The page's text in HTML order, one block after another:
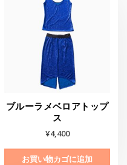
ブルーラメベロアトップ
ス
¥4,400
お買い物カゴに追加